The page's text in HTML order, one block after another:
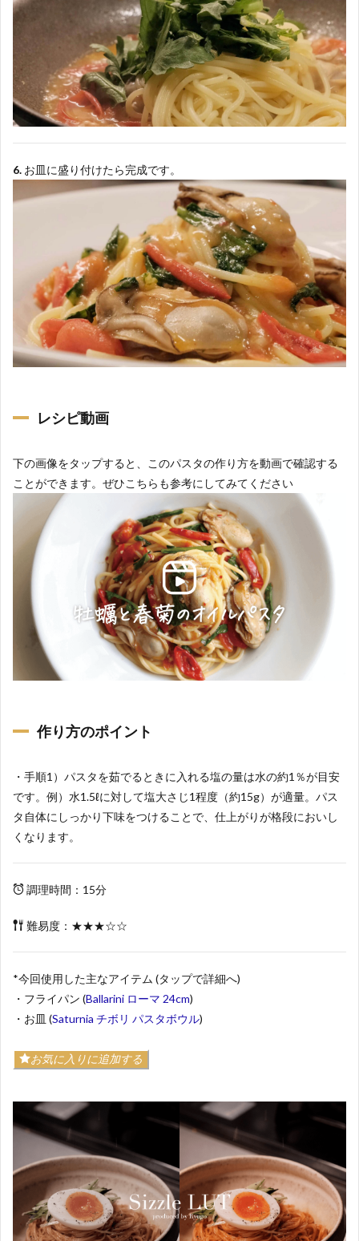
6. お皿に盛り付けたら完成です。
レシピ動画
下の画像をタップすると、このパスタの作り方を動画で確認する
ことができます。ぜひこちらも参考にしてみてください
作り方のポイント
・手順1）パスタを茹でるときに入れる塩の量は水の約1％が目安
です。例）水1.5ℓに対して塩大さじ1程度（約15g）が適量。パス
タ自体にしっかり下味をつけることで、仕上がりが格段においし
くなります。
調理時間：15分
難易度：★★★☆☆
*今回使用した主なアイテム (タップで詳細へ)
・フライパン (Ballarini ローマ 24cm)
・お皿 (Saturnia チボリ パスタボウル)
お気に入りに追加する